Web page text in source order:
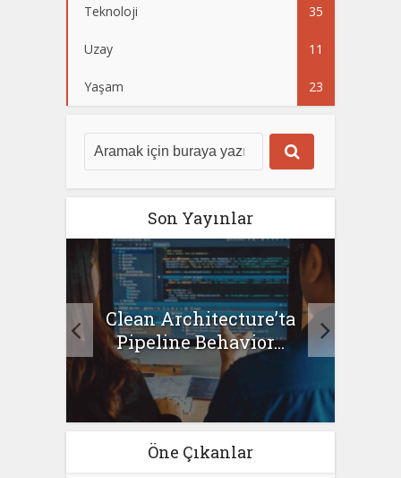
Teknoloji 35
Uzay 11
Yaşam 23
Son Yayınlar
Clean Architecture’ta
Pipeline Behavior...
Öne Çıkanlar